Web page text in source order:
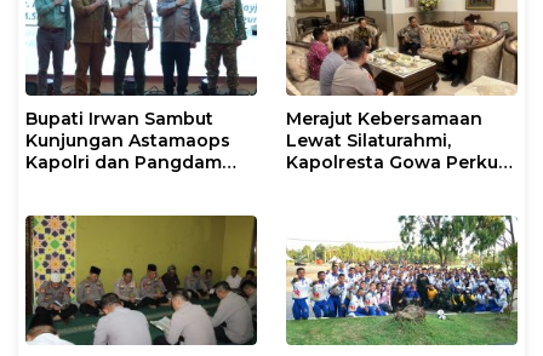
Bupati Irwan Sambut
Kunjungan Astamaops
Kapolri dan Pangdam
Merajut Kebersamaan
Lewat Silaturahmi,
Kapolresta Gowa Perkuat